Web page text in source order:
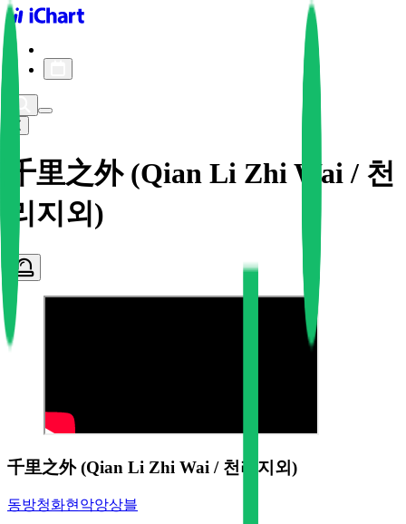
iChart logo
千里之外 (Qian Li Zhi Wai / 천
리지외)
千里之外 (Qian Li Zhi Wai / 천리지외)
동방청화현악앙상블